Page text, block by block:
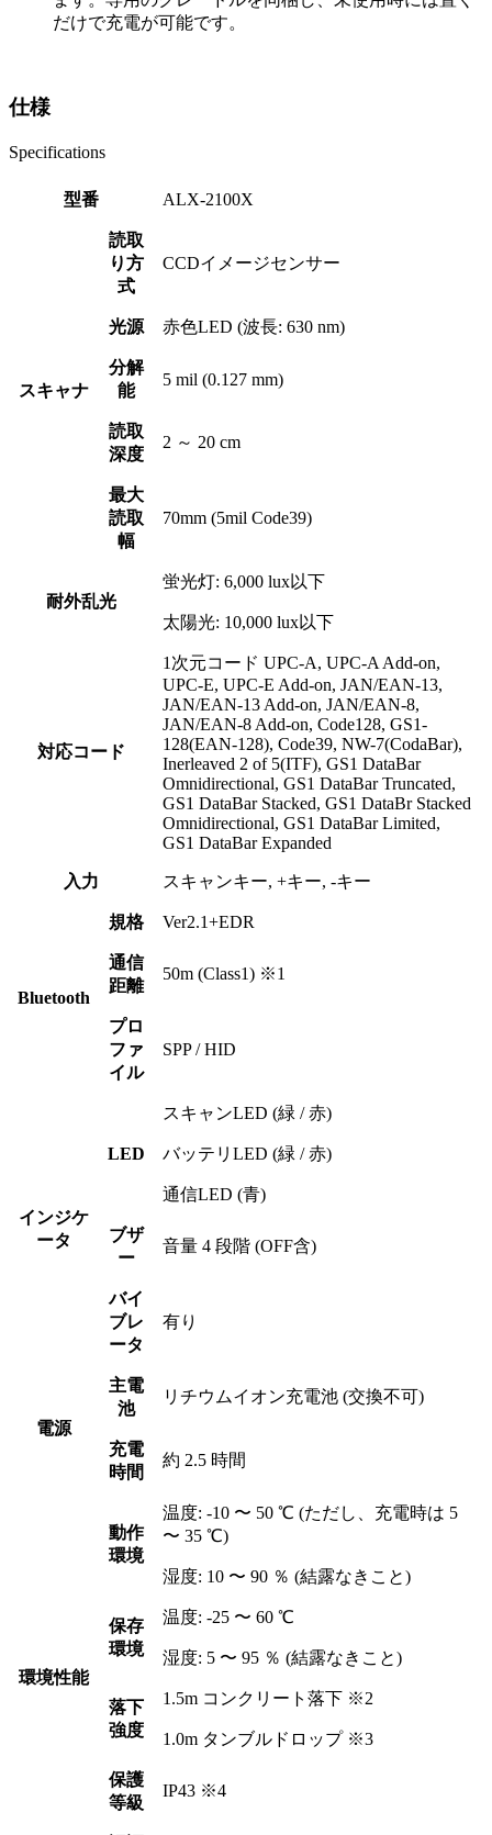
だけで充電が可能です。
仕様
Specifications
型番 ALX-2100X
スキャナ
読取
り方
式
CCDイメージセンサー
光源 赤色LED (波長: 630 nm)
分解
能
5 mil (0.127 mm)
読取
深度
2 ～ 20 cm
最大
読取
幅
70mm (5mil Code39)
耐外乱光
蛍光灯: 6,000 lux以下
太陽光: 10,000 lux以下
対応コード
1次元コード UPC-A, UPC-A Add-on,
UPC-E, UPC-E Add-on, JAN/EAN-13,
JAN/EAN-13 Add-on, JAN/EAN-8,
JAN/EAN-8 Add-on, Code128, GS1-
128(EAN-128), Code39, NW-7(CodaBar),
Inerleaved 2 of 5(ITF), GS1 DataBar
Omnidirectional, GS1 DataBar Truncated,
GS1 DataBar Stacked, GS1 DataBr Stacked
Omnidirectional, GS1 DataBar Limited,
GS1 DataBar Expanded
入力 スキャンキー, +キー, -キー
Bluetooth
規格 Ver2.1+EDR
通信
距離
50m (Class1) ※1
プロ
ファ
イル
SPP / HID
インジケ
ータ
LED
スキャンLED (緑 / 赤)
バッテリLED (緑 / 赤)
通信LED (青)
ブザ
ー
音量 4 段階 (OFF含)
バイ
ブレ
ータ
有り
電源
主電
池
リチウムイオン充電池 (交換不可)
充電
時間
約 2.5 時間
環境性能
動作
環境
温度: -10 〜 50 ℃ (ただし、充電時は 5
〜 35 ℃)
湿度: 10 〜 90 ％ (結露なきこと)
保存
環境
温度: -25 〜 60 ℃
湿度: 5 〜 95 ％ (結露なきこと)
落下
強度
1.5m コンクリート落下 ※2
1.0m タンブルドロップ ※3
保護
等級
IP43 ※4